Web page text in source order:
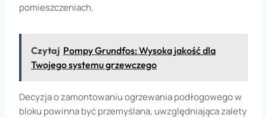
pomieszczeniach.
Czytaj Pompy Grundfos: Wysoka jakość dla
Twojego systemu grzewczego
Decyzja o zamontowaniu ogrzewania podłogowego w
bloku powinna być przemyślana, uwzględniająca zalety